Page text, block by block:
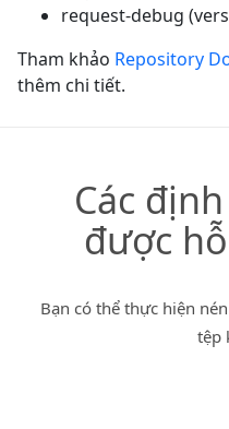
request-debug
Tham khảo Repository
thêm chi tiết.
Các
được
Bạn có thể thực hiện
tệp